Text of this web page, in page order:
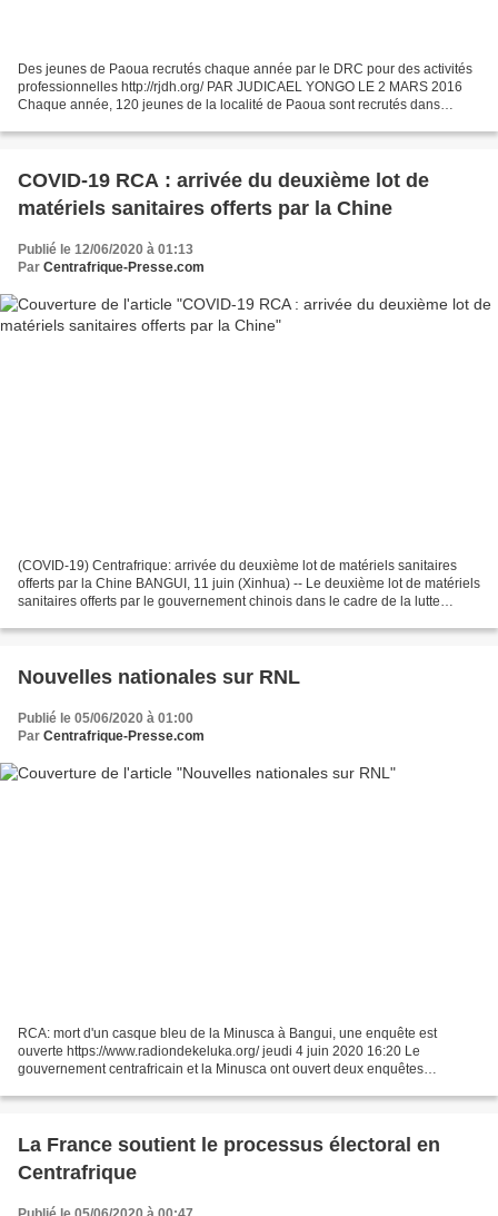
Des jeunes de Paoua recrutés chaque année par le DRC pour des activités
professionnelles http://rjdh.org/ PAR JUDICAEL YONGO LE 2 MARS 2016
Chaque année, 120 jeunes de la localité de Paoua sont recrutés dans
COVID-19 RCA : arrivée du deuxième lot de
matériels sanitaires offerts par la Chine
Publié le 12/06/2020 à 01:13
Par Centrafrique-Presse.com
(COVID-19) Centrafrique: arrivée du deuxième lot de matériels sanitaires
offerts par la Chine BANGUI, 11 juin (Xinhua) -- Le deuxième lot de matériels
sanitaires offerts par le gouvernement chinois dans le cadre de la lutte
Nouvelles nationales sur RNL
Publié le 05/06/2020 à 01:00
Par Centrafrique-Presse.com
RCA: mort d'un casque bleu de la Minusca à Bangui, une enquête est
ouverte https://www.radiondekeluka.org/ jeudi 4 juin 2020 16:20 Le
gouvernement centrafricain et la Minusca ont ouvert deux enquêtes
La France soutient le processus électoral en
Centrafrique